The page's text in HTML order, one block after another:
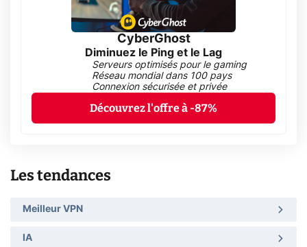
CyberGhost
Diminuez le Ping et le Lag
Serveurs optimisés pour le gaming
Réseau mondial dans 100 pays
Connexion sécurisée et privée
Découvrez l'offre à -87%
Les tendances
Meilleur VPN
IA